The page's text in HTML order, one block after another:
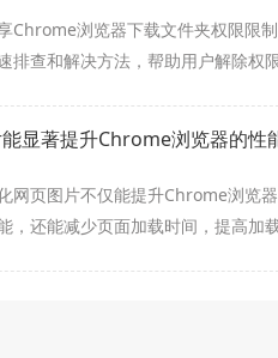
Chrome浏览器下载文件夹权限限
排查和解决方法，帮助用户解除权限
显著提升Chrome浏览器的性
网页图片不仅能提升Chrome浏览
，还能减少页面加载时间，提高加